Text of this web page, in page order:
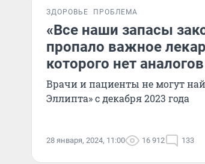
ЗДОРОВЬЕ ПРОБЛЕМА
«Все наши запасы
пропало важное
которого нет аналогов
Врачи и пациенты не могут
Эллипта» с декабря 2023 года
28 января, 2024, 11:00 16 912 133